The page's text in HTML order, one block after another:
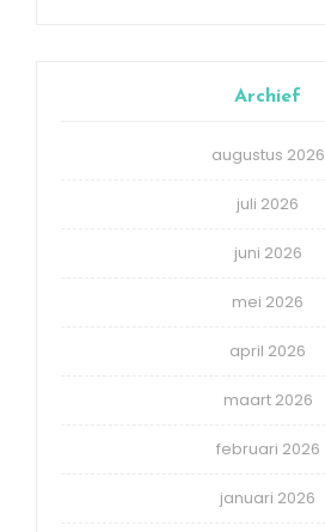
Archief
augustus 2026
juli 2026
juni 2026
mei 2026
april 2026
maart 2026
februari 2026
januari 2026